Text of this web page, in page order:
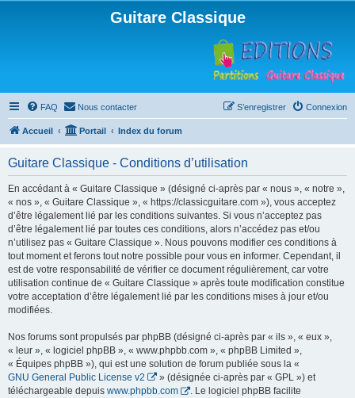
Guitare Classique
FAQ Nous contacter Connexion
S’enregistrer
Accueil Portail Index du forum
Guitare Classique - Conditions d’utilisation
En accédant à « Guitare Classique » (désigné ci-après par « nous », « notre »,
« nos », « Guitare Classique », « https://classicguitare.com »), vous acceptez
d’être légalement lié par les conditions suivantes. Si vous n’acceptez pas
d’être légalement lié par toutes ces conditions, alors n’accédez pas et/ou
n’utilisez pas « Guitare Classique ». Nous pouvons modifier ces conditions à
tout moment et ferons tout notre possible pour vous en informer. Cependant, il
est de votre responsabilité de vérifier ce document régulièrement, car votre
utilisation continue de « Guitare Classique » après toute modification constitue
votre acceptation d’être légalement lié par les conditions mises à jour et/ou
modifiées.
Nos forums sont propulsés par phpBB (désigné ci-après par « ils », « eux »,
« leur », « logiciel phpBB », « www.phpbb.com », « phpBB Limited »,
« Équipes phpBB »), qui est une solution de forum publiée sous la «
GNU General Public License v2
» (désignée ci-après par « GPL ») et
téléchargeable depuis www.phpbb.com
. Le logiciel phpBB facilite